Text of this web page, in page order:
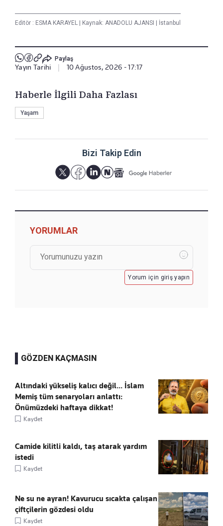
Editör : ESMA KARAYEL Kaynak: ANADOLU AJANSI İstanbul
Paylaş
Yayın Tarihi 10 Ağustos, 2026 - 17:17
Haberle İlgili Daha Fazlası
Yaşam
Bizi Takip Edin
YORUMLAR
Yorum için giriş yapın
GÖZDEN KAÇMASIN
Altındaki yükseliş kalıcı değil... İslam
Memiş tüm senaryoları anlattı:
Önümüzdeki haftaya dikkat!
Kaydet
Camide kilitli kaldı, taş atarak yardım
istedi
Kaydet
Ne su ne ayran! Kavurucu sıcakta çalışan
çiftçilerin gözdesi oldu
Kaydet